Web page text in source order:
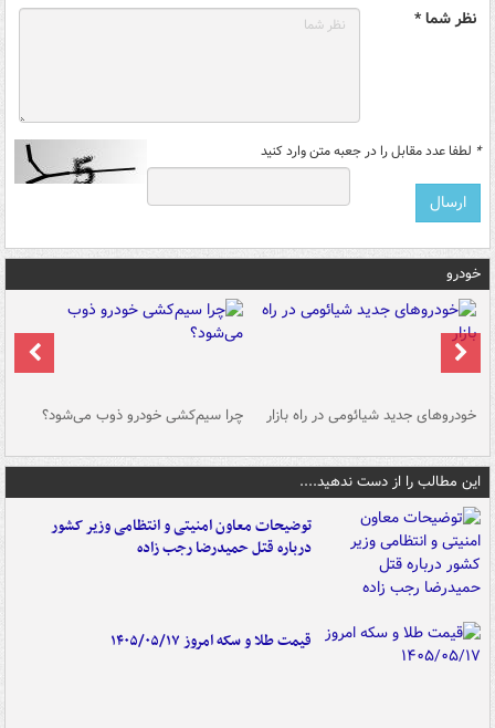
نظر شما *
* لطفا عدد مقابل را در جعبه متن وارد کنید
خودرو
خودروهای جدید شیائومی در راه بازار چرا سیم‌کشی خودرو ذوب می‌شود؟
این مطالب را از دست ندهید....
توضیحات معاون امنیتی و انتظامی وزیر کشور
درباره قتل حمیدرضا رجب زاده
قیمت طلا و سکه امروز ۱۴۰۵/۰۵/۱۷